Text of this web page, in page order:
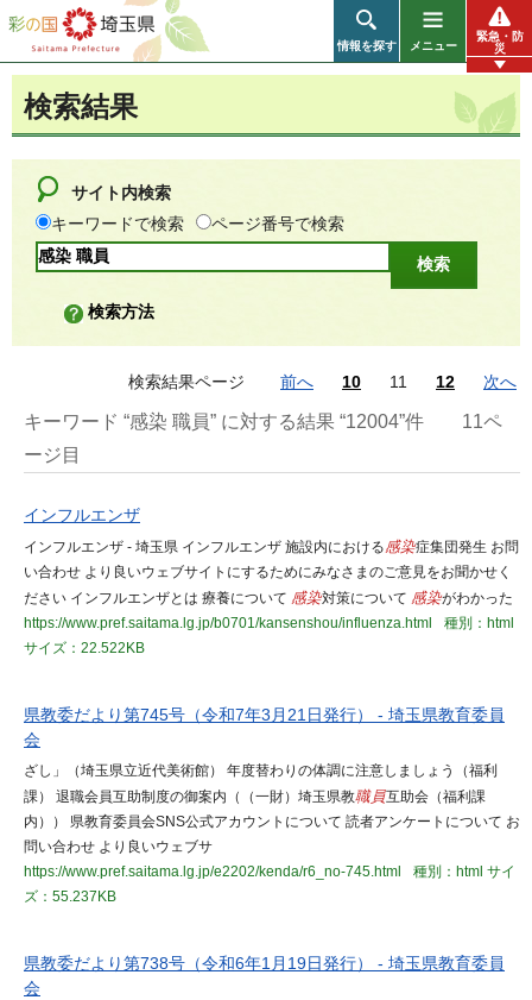
彩の国 埼玉県
情報を探す メニュー
緊急・防
災
検索結果
サイト内検索
キーワードで検索
ページ番号で検索
検索方法
検索結果ページ 前へ 10 11 12 次へ
キーワード “感染 職員” に対する結果 “12004”件
11ペ
ージ目
インフルエンザ
インフルエンザ - 埼玉県 インフルエンザ 施設内における感染症集団発生 お問
い合わせ より良いウェブサイトにするためにみなさまのご意見をお聞かせく
ださい インフルエンザとは 療養について 感染対策について 感染がわかった
https://www.pref.saitama.lg.jp/b0701/kansenshou/influenza.html
種別：html
サイズ：22.522KB
県教委だより第745号（令和7年3月21日発行） - 埼玉県教育委員
会
ざし」（埼玉県立近代美術館） 年度替わりの体調に注意しましょう（福利
課） 退職会員互助制度の御案内（（一財）埼玉県教職員互助会（福利課
内）） 県教育委員会SNS公式アカウントについて 読者アンケートについて お
問い合わせ より良いウェブサ
https://www.pref.saitama.lg.jp/e2202/kenda/r6_no-745.html
種別：html サイ
ズ：55.237KB
県教委だより第738号（令和6年1月19日発行） - 埼玉県教育委員
会